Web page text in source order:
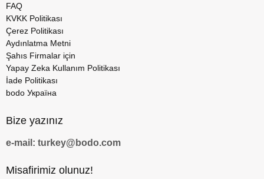
FAQ
KVKK Politikası
Çerez Politikası
Aydınlatma Metni
Şahıs Firmalar için
Yapay Zeka Kullanım Politikası
İade Politikası
bodo Україна
Bize yazınız
e-mail: turkey@bodo.com
Misafirimiz olunuz!